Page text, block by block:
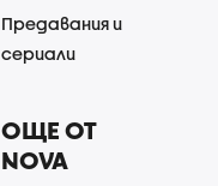
Предавания и
сериали
ОЩЕ ОТ
NOVA